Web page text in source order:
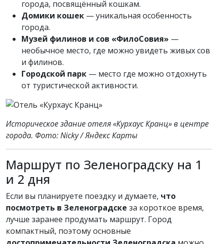
города, посвящённый кошкам.
Домики кошек — уникальная особенность
города.
Музей филинов и сов «ФилоСовия» —
необычное место, где можно увидеть живых сов
и филинов.
Городской парк — место где можно отдохнуть
от туристической активности.
Историческое здание отеля «Курхаус Кранц» в центре
города. Фото: Nicky / Яндекс Карты
Маршрут по Зеленоградску на 1
и 2 дня
Если вы планируете поездку и думаете, что
посмотреть в Зеленоградске за короткое время,
лучше заранее продумать маршрут. Город
компактный, поэтому основные